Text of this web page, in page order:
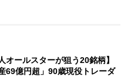
オールスターが狙う20銘柄】
69億円超」90歳現役トレーダ